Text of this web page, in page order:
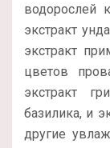
водорослей
экстракт
экстракт
цветов
экстракт
базилика, и
другие